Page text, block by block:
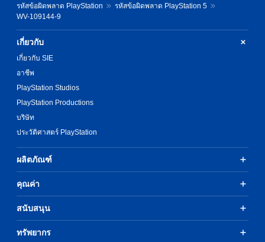
รหัสข้อผิดพลาด PlayStation
รหัสข้อผิดพลาด PlayStation 5
WV-109144-9
เกี่ยวกับ
เกี่ยวกับ SIE
อาชีพ
PlayStation Studios
PlayStation Productions
บริษัท
ประวัติศาสตร์ PlayStation
ผลิตภัณฑ์
คุณค่า
สนับสนุน
ทรัพยากร